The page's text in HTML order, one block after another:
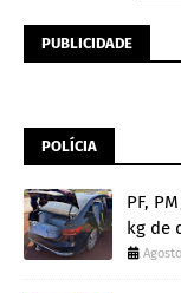
PUBLICIDADE
POLÍCIA
PF,
kg de